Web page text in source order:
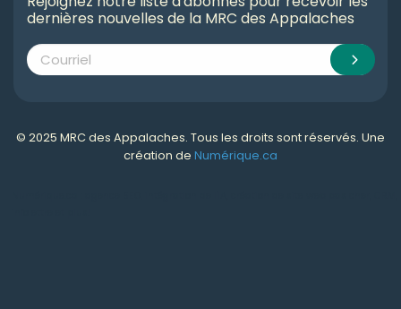
dernières nouvelles de la MRC des Appalaches
© 2025 MRC des Appalaches. Tous les droits sont réservés. Une
création de Numérique.ca